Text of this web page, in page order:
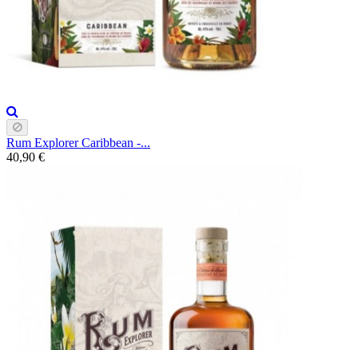
Rum Explorer Caribbean -...
40,90 €